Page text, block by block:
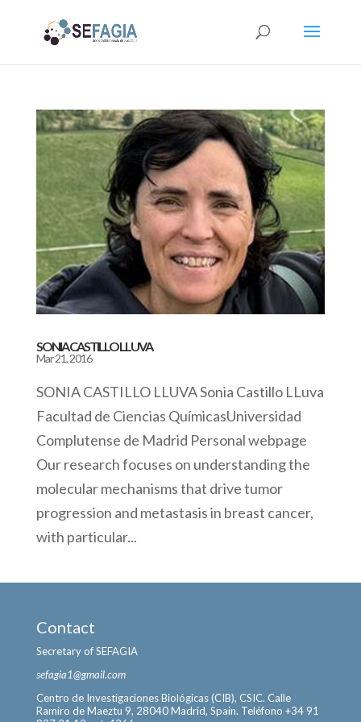
SONIA CASTILLO LLUVA
Mar 21, 2016
SONIA CASTILLO LLUVA Sonia Castillo LLuva
Facultad de Ciencias QuímicasUniversidad
Complutense de Madrid Personal webpage
Our research focuses on understanding the
molecular mechanisms that drive tumor
progression and metastasis in breast cancer,
with particular...
Contact
Secretary of SEFAGIA
sefagia1@gmail.com
Centro de Investigaciones Biológicas (CIB), CSIC. Calle
Ramiro de Maeztu 9, 28040 Madrid, Spain. Teléfono +34 91